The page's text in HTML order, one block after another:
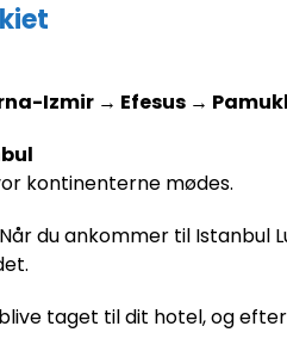
Izmir → Efesus →
kontinenterne mødes.
du ankommer til Istanbul
taget til dit hotel, og